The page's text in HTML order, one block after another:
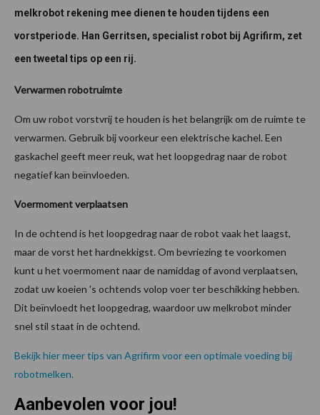
melkrobot rekening mee dienen te houden tijdens een
vorstperiode. Han Gerritsen, specialist robot bij Agrifirm, zet
een tweetal tips op een rij.
Verwarmen robotruimte
Om uw robot vorstvrij te houden is het belangrijk om de ruimte te
verwarmen. Gebruik bij voorkeur een elektrische kachel. Een
gaskachel geeft meer reuk, wat het loopgedrag naar de robot
negatief kan beïnvloeden.
Voermoment verplaatsen
In de ochtend is het loopgedrag naar de robot vaak het laagst,
maar de vorst het hardnekkigst. Om bevriezing te voorkomen
kunt u het voermoment naar de namiddag of avond verplaatsen,
zodat uw koeien 's ochtends volop voer ter beschikking hebben.
Dit beïnvloedt het loopgedrag, waardoor uw melkrobot minder
snel stil staat in de ochtend.
Bekijk hier meer tips van Agrifirm voor een optimale voeding bij
robotmelken.
Aanbevolen voor jou!